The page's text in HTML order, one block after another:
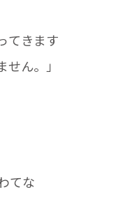
てきます
ん。」
てな